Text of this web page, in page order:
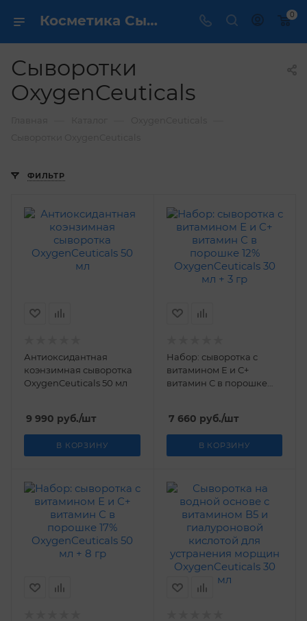
Косметика Сыворотки OxygenCeuticals - купить в интернет магазине ✔️ по выгодной цене 0
Сыворотки
OxygenCeuticals
ФИЛЬТР
Антиоксидантная
коэнзимная сыворотка
OxygenCeuticals 50 мл
9 990 руб./шт
В КОРЗИНУ
Набор: сыворотка с
витамином Е и С+
витамин С в порошке
7 660 руб./шт
В КОРЗИНУ